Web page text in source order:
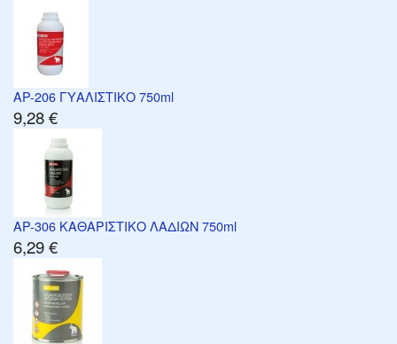
AP-206 ΓΥΑΛΙΣΤΙΚΟ 750ml
9,28 €
AP-306 ΚΑΘΑΡΙΣΤΙΚΟ ΛΑΔΙΩΝ 750ml
6,29 €